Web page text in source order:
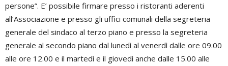
persone”. E’ possibile firmare presso i ristoranti aderenti
all’Associazione e presso gli uffici comunali della segreteria
generale del sindaco al terzo piano e presso la segreteria
generale al secondo piano dal lunedì al venerdì dalle ore 09.00
alle ore 12.00 e il martedì e il giovedì anche dalle 15.00 alle